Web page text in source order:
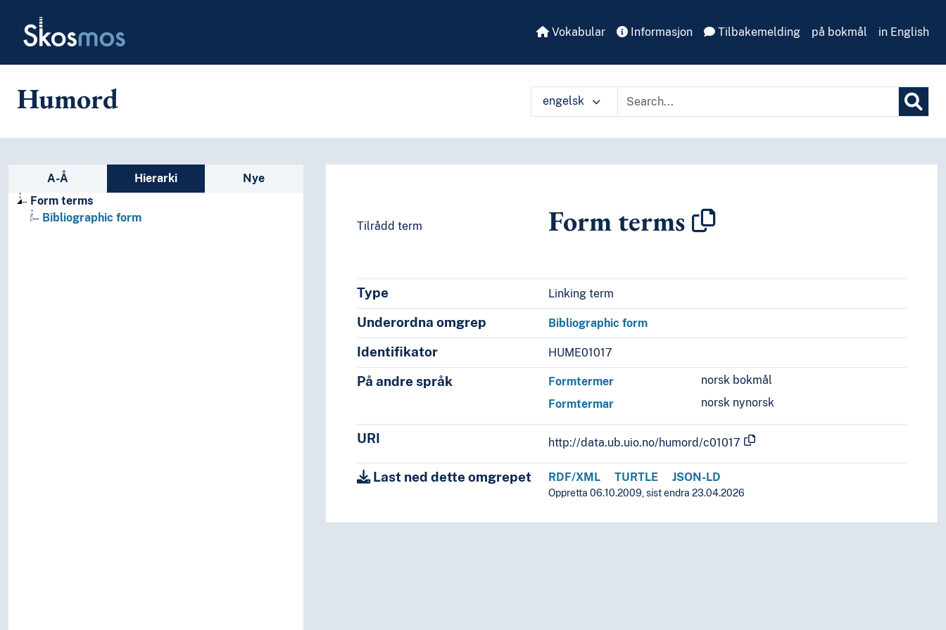
Skosmos Vokabular Informasjon Tilbakemelding på bokmål in English
Humord engelsk
Sidefelt: navigér i vokabularet
A-Å Hierarki
Nye
Form terms
Bibliographic form
Tilrådd term Form terms
Type Linking term
Underordna omgrep Bibliographic form
Identifikator HUME01017
På andre språk norsk bokmål
Formtermer
norsk nynorsk
Formtermar
URI http://data.ub.uio.no/humord/c01017
Last ned dette omgrepet RDF/XML TURTLE JSON-LD
Oppretta 06.10.2009, sist endra 23.04.2026